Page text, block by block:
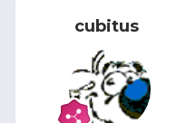
cubitus